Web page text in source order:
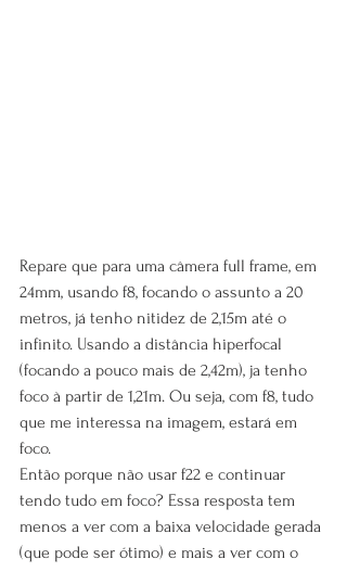
Repare que para uma câmera full frame, em
24mm, usando f8, focando o assunto a 20
metros, já tenho nitidez de 2,15m até o
infinito. Usando a distância hiperfocal
(focando a pouco mais de 2,42m), ja tenho
foco à partir de 1,21m. Ou seja, com f8, tudo
que me interessa na imagem, estará em
foco.
Então porque não usar f22 e continuar
tendo tudo em foco? Essa resposta tem
menos a ver com a baixa velocidade gerada
(que pode ser ótimo) e mais a ver com o